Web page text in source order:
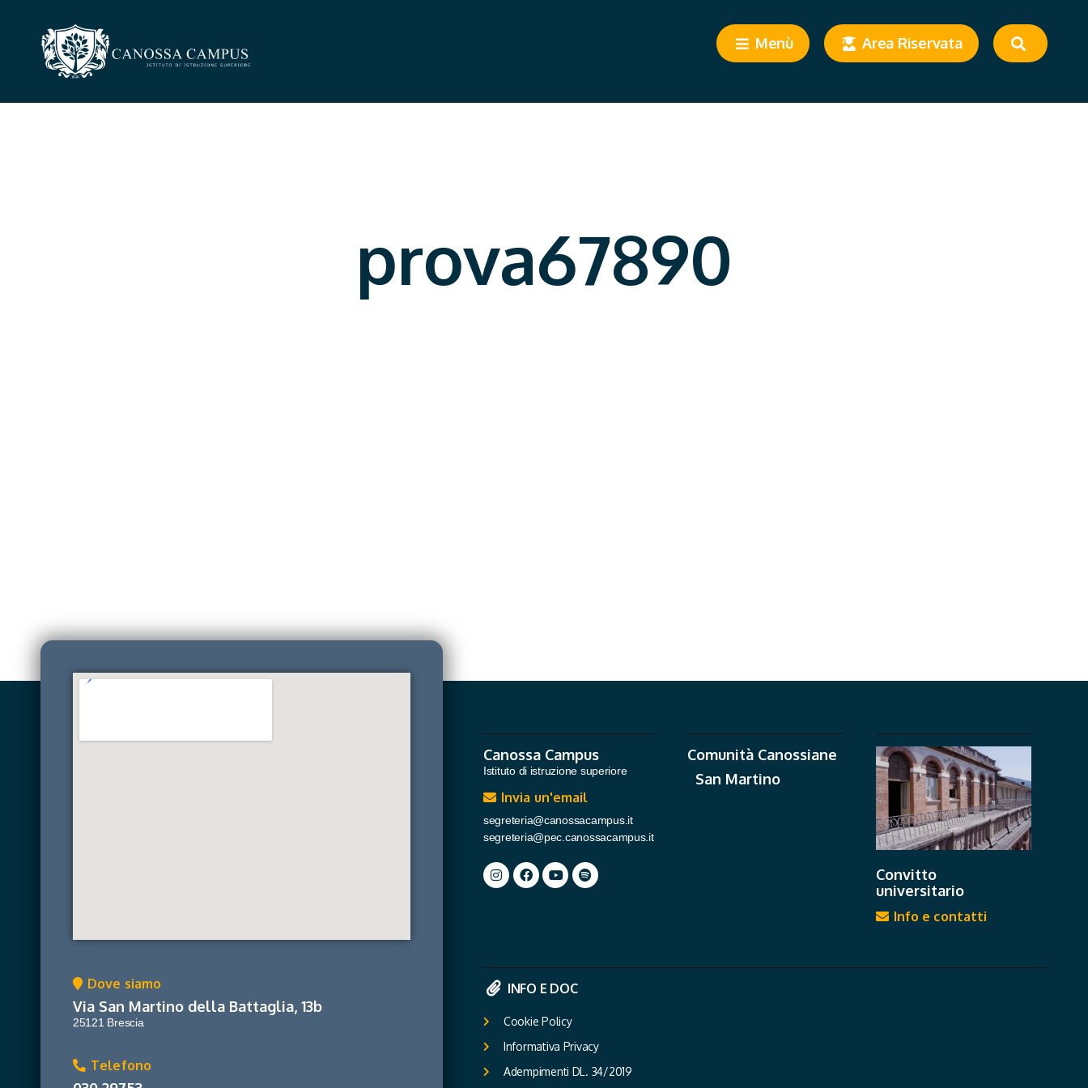
Menù Area Riservata
prova67890
Dove siamo
Via San Martino della Battaglia, 13b
25121 Brescia
Telefono
Canossa Campus
Istituto di istruzione superiore
Invia un'email
segreteria@canossacampus.it
segreteria@pec.canossacampus.it
Comunità Canossiane
San Martino
Convitto
universitario
Info e contatti
INFO E DOC
Cookie Policy
Informativa Privacy
Adempimenti DL. 34/2019